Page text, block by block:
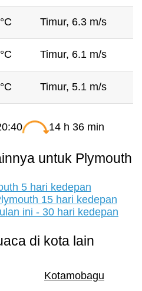
Timur, 6.3 m/s
Timur, 6.1 m/s
Timur, 5.1 m/s
14 h 36 min
untuk Plymouth
5 hari kedepan
15 hari kedepan
ini - 30 hari kedepan
di kota lain
Kotamobagu